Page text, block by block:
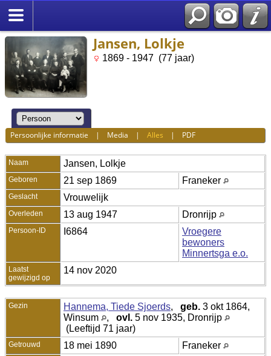
Jansen, Lolkje
1869 - 1947 (77 jaar)
Persoonlijke informatie | Media |Alles | PDF
Naam Jansen, Lolkje
Geboren 21 sep 1869 Franeker
Geslacht Vrouwelijk
Overleden 13 aug 1947 Dronrijp
Persoon-ID I6864
Vroegere
bewoners
Minnertsga e.o.
Laatst
gewijzigd op
14 nov 2020
Gezin Hannema, Tiede Sjoerds, geb. 3 okt 1864,
Winsum
, ovl. 5 nov 1935, Dronrijp
(Leeftijd 71 jaar)
Getrouwd 18 mei 1890 Franeker